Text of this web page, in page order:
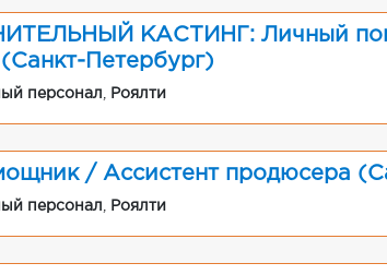
КАСТИНГ: Личный
Петербург)
персонал Роялти
/ Ассистент продюсера
персонал Роялти